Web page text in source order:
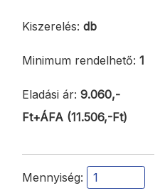
Kiszerelés: db
Minimum rendelhető: 1
Eladási ár: 9.060,-
Ft+ÁFA (11.506,-Ft)
Mennyiség: